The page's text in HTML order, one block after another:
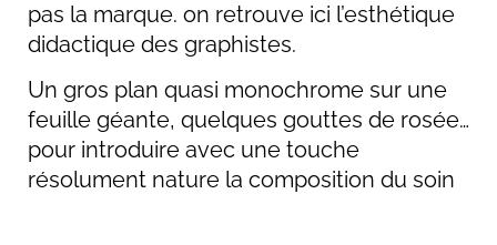
pas la marque. on retrouve ici l’esthétique
didactique des graphistes.
Un gros plan quasi monochrome sur une
feuille géante, quelques gouttes de rosée…
pour introduire avec une touche
résolument nature la composition du soin